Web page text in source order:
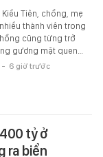
Tiên, chồng, mẹ
thành viên trong
cũng từng trở
gương mặt quen…
- 6 giờ trước
tỷ ở
ra biển